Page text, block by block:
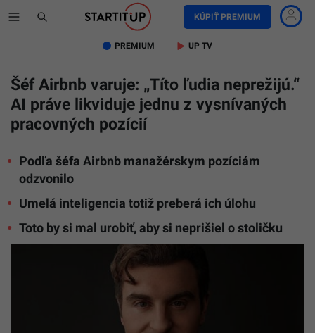
KÚPIŤ PREMIUM
PREMIUM UP TV
Šéf Airbnb varuje: „Títo ľudia neprežijú.“
AI práve likviduje jednu z vysnívaných
pracovných pozícií
Podľa šéfa Airbnb manažérskym pozíciám
odzvonilo
Umelá inteligencia totiž preberá ich úlohu
Toto by si mal urobiť, aby si neprišiel o stoličku